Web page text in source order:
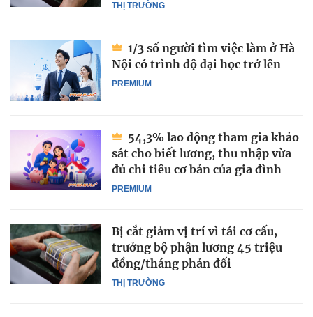
THỊ TRƯỜNG
PREMIUM
1/3 số người tìm việc làm ở Hà
Nội có trình độ đại học trở lên
PREMIUM
54,3% lao động tham gia khảo
sát cho biết lương, thu nhập vừa
đủ chi tiêu cơ bản của gia đình
THỊ TRƯỜNG
Bị cắt giảm vị trí vì tái cơ cấu,
trưởng bộ phận lương 45 triệu
đồng/tháng phản đối